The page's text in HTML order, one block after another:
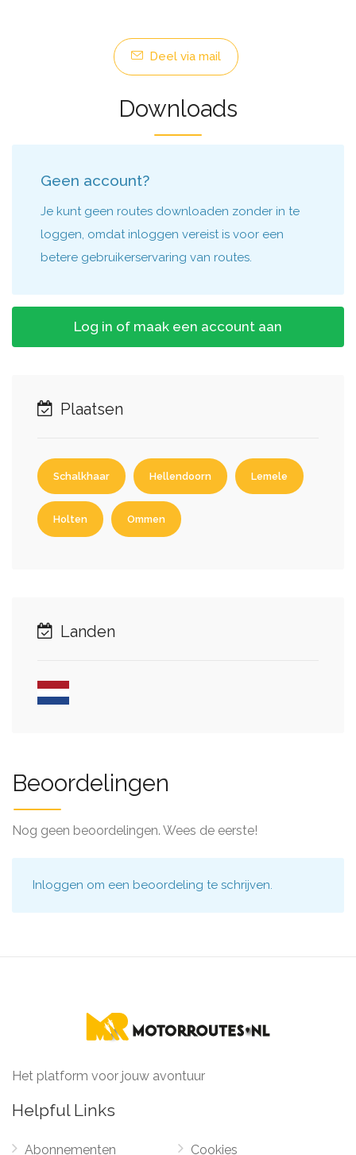
Deel via mail
Downloads
Geen account?
Je kunt geen routes downloaden zonder in te
loggen, omdat inloggen vereist is voor een
betere gebruikerservaring van routes.
Log in of maak een account aan
Plaatsen
Schalkhaar Hellendoorn Lemele
Holten Ommen
Landen
Beoordelingen
Nog geen beoordelingen. Wees de eerste!
Inloggen om een beoordeling te schrijven.
Het platform voor jouw avontuur
Helpful Links
Abonnementen Cookies